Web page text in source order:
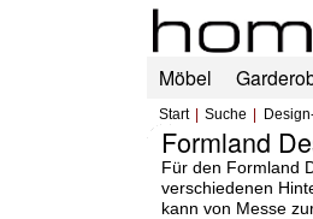
Möbel
Start Suche
Formland
Für den Formland
verschiedenen
kann von Messe